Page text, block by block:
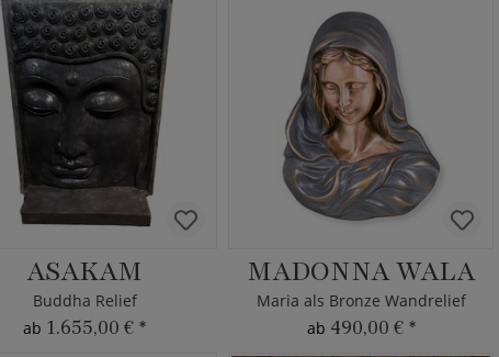
ASAKAM
Buddha Relief
ab 1.655,00 € *
MADONNA WALA
Maria als Bronze Wandrelief
ab 490,00 € *